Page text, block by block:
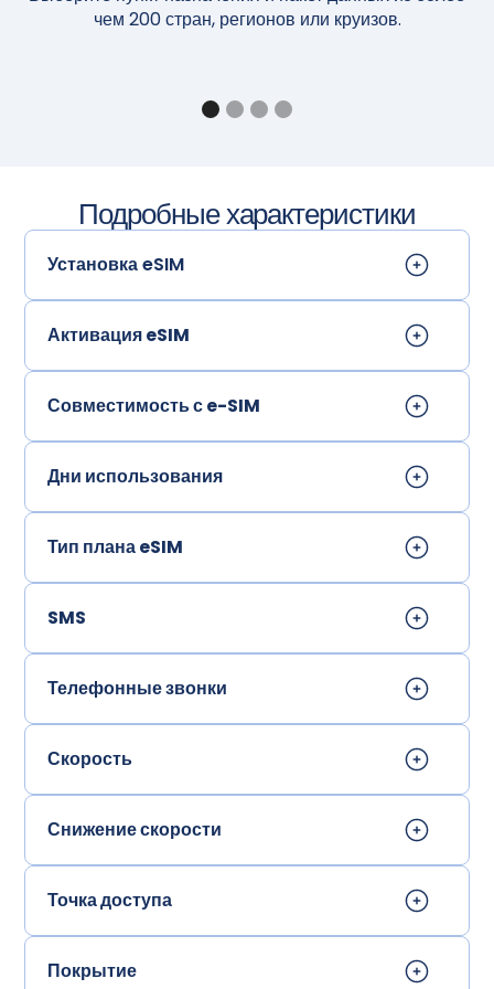
чем 200 стран, регионов или круизов.
Подробные характеристики
Установка eSIM
Активация eSIM
Совместимость с e-SIM
Дни использования
Тип плана eSIM
SMS
Телефонные звонки
Скорость
Снижение скорости
Точка доступа
Покрытие